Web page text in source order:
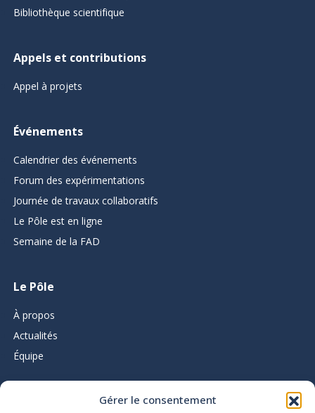
Gérer le consentement
Bibliothèque scientifique
Appels et contributions
Appel à projets
Événements
Calendrier des événements
Forum des expérimentations
Journée de travaux collaboratifs
Le Pôle est en ligne
Semaine de la FAD
Le Pôle
À propos
Actualités
Équipe
L’infolettre du Pôle d’expertise